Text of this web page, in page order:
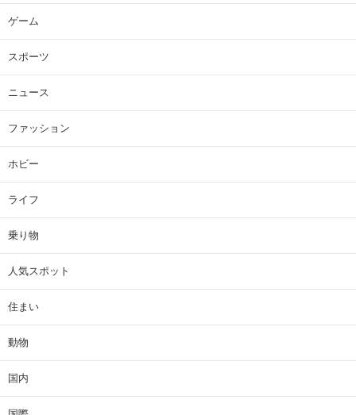
ゲーム
スポーツ
ニュース
ファッション
ホビー
ライフ
乗り物
人気スポット
住まい
動物
国内